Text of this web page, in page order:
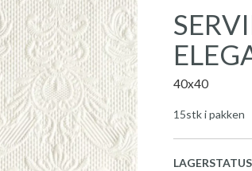
40x40
15stk i pakken